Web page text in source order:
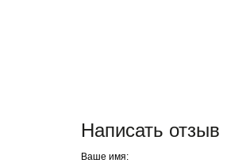
Написать отзыв
Ваше имя: